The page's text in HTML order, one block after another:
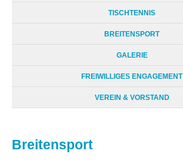
TISCHTENNIS
BREITENSPORT
GALERIE
FREIWILLIGES ENGAGEMENT
VEREIN & VORSTAND
Breitensport